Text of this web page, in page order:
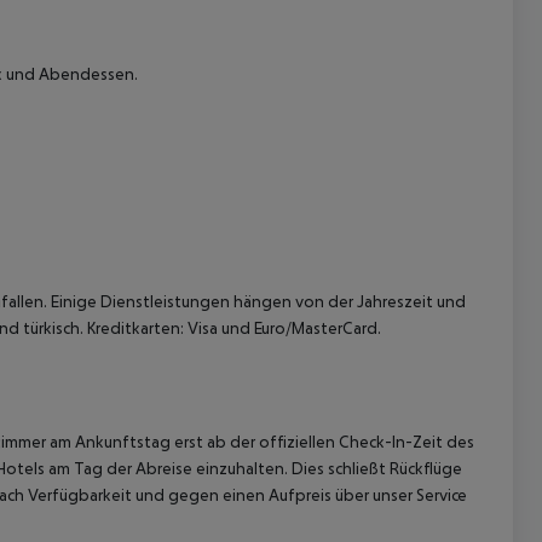
und Abendessen.
Einige Dienstleistungen hängen von der Jahreszeit und
türkisch. Kreditkarten: Visa und Euro/MasterCard.
am Ankunftstag erst ab der offiziellen Check-In-Zeit des
am Tag der Abreise einzuhalten. Dies schließt Rückflüge
Verfügbarkeit und gegen einen Aufpreis über unser Service